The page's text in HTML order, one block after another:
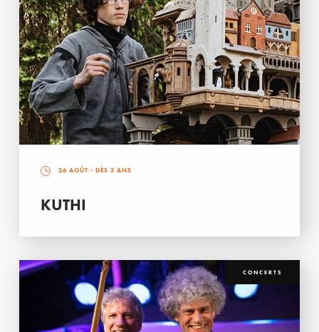
26 AOÛT - DÈS 3 ANS
KUTHI
CONCERTS